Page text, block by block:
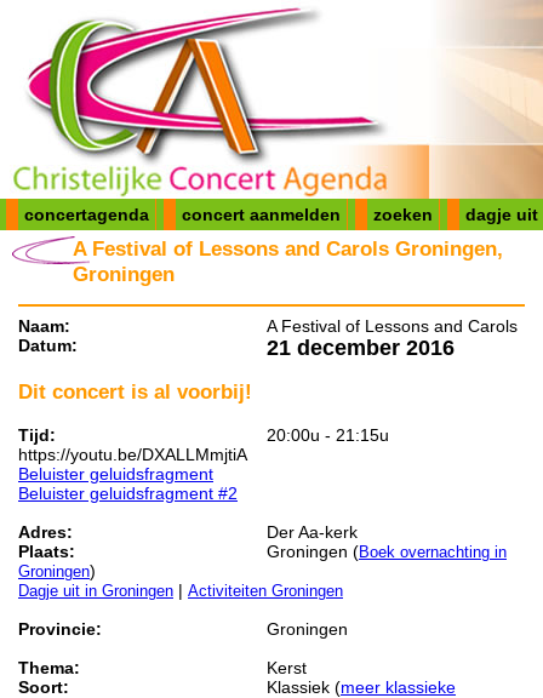
concertagenda concert aanmelden zoeken dagje uit
A Festival of Lessons and Carols Groningen,
Groningen
Naam:
A Festival of Lessons and Carols
Datum:
21 december 2016
Dit concert is al voorbij!
Tijd:
20:00u - 21:15u
https://youtu.be/DXALLMmjtiA
Beluister geluidsfragment
Beluister geluidsfragment #2
Adres:
Der Aa-kerk
Plaats:
Groningen (Boek overnachting in
Groningen)
Dagje uit in Groningen | Activiteiten Groningen
Provincie:
Groningen
Thema:
Kerst
Soort:
Klassiek (meer klassieke